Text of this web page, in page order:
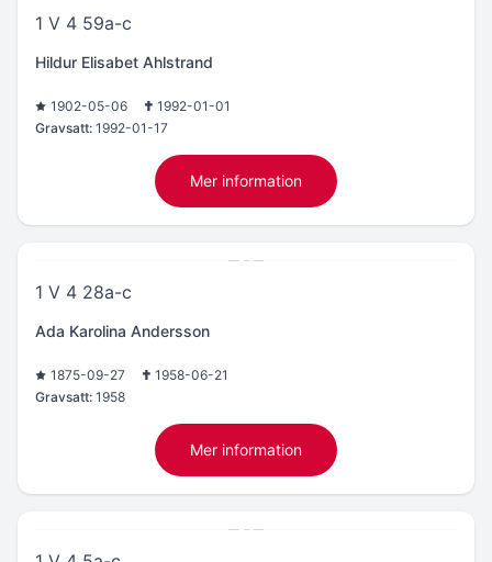
1 V 4 59a-c
Hildur Elisabet Ahlstrand
1902-05-06
1992-01-01
Gravsatt: 1992-01-17
Mer information
1 V 4 28a-c
Ada Karolina Andersson
1875-09-27
1958-06-21
Gravsatt: 1958
Mer information